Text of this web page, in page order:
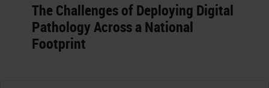
The Challenges of Deploying Digital
Pathology Across a National
Footprint